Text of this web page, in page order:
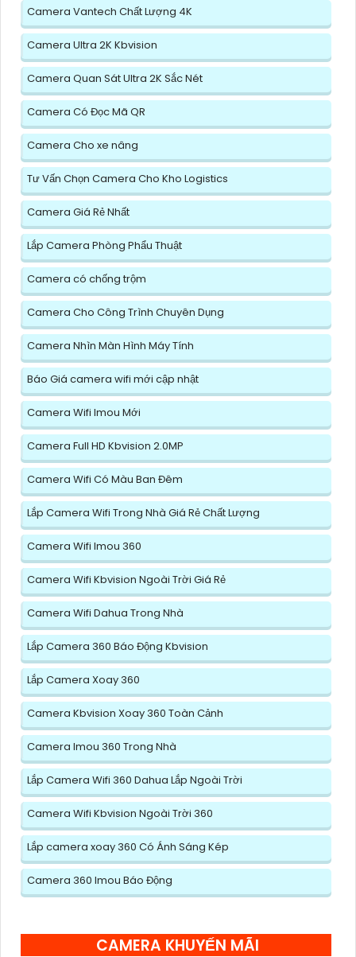
Camera Vantech Chất Lượng 4K
Camera Ultra 2K Kbvision
Camera Quan Sát Ultra 2K Sắc Nét
Camera Có Đọc Mã QR
Camera Cho xe nâng
Tư Vấn Chọn Camera Cho Kho Logistics
Camera Giá Rẻ Nhất
Lắp Camera Phòng Phẩu Thuật
Camera có chống trộm
Camera Cho Công Trình Chuyên Dụng
Camera Nhìn Màn Hình Máy Tính
Báo Giá camera wifi mới cập nhật
Camera Wifi Imou Mới
Camera Full HD Kbvision 2.0MP
Camera Wifi Có Màu Ban Đêm
Lắp Camera Wifi Trong Nhà Giá Rẻ Chất Lượng
Camera Wifi Imou 360
Camera Wifi Kbvision Ngoài Trời Giá Rẻ
Camera Wifi Dahua Trong Nhà
Lắp Camera 360 Báo Động Kbvision
Lắp Camera Xoay 360
Camera Kbvision Xoay 360 Toàn Cảnh
Camera Imou 360 Trong Nhà
Lắp Camera Wifi 360 Dahua Lắp Ngoài Trời
Camera Wifi Kbvision Ngoài Trời 360
Lắp camera xoay 360 Có Ánh Sáng Kép
Camera 360 Imou Báo Động
CAMERA KHUYẾN MÃI